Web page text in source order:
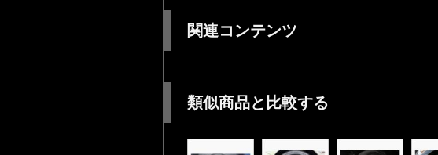
関連コンテンツ
類似商品と比較する